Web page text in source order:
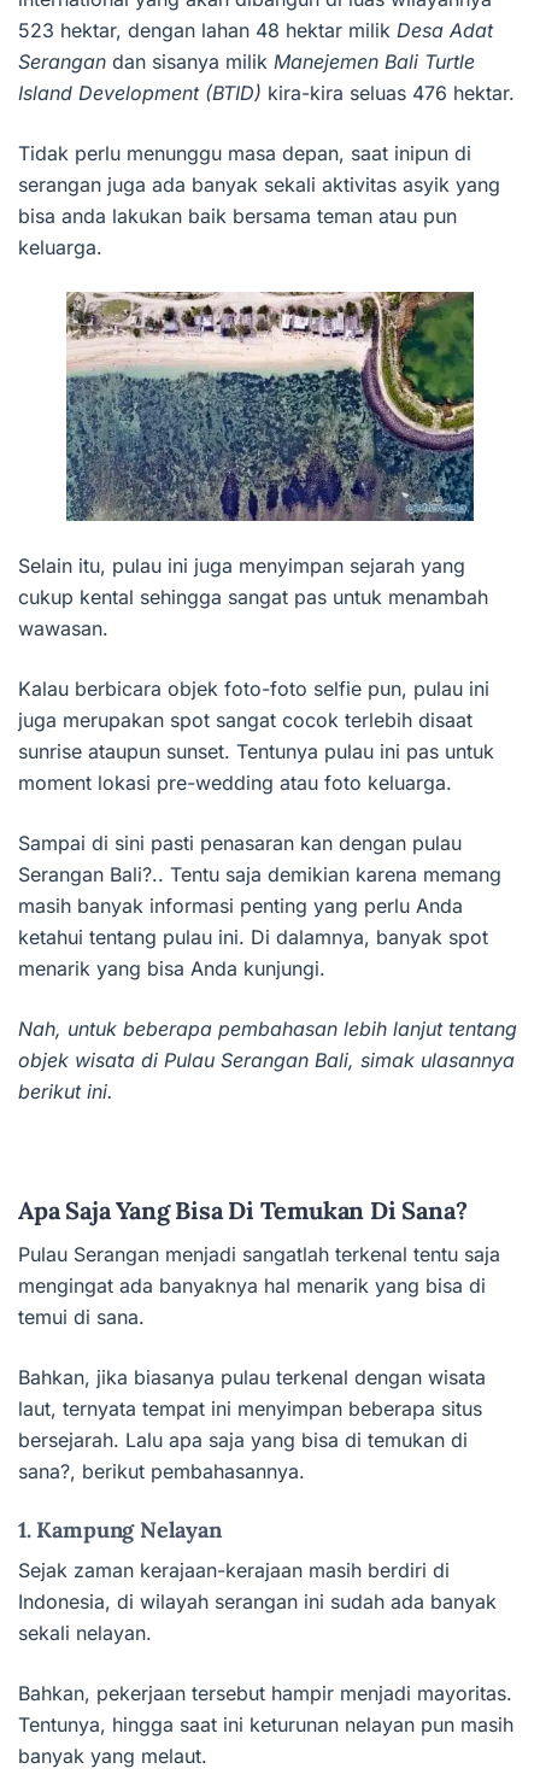
523 hektar, dengan lahan 48 hektar milik Desa Adat
Serangan dan sisanya milik Manejemen Bali Turtle
Island Development (BTID) kira-kira seluas 476 hektar.
Tidak perlu menunggu masa depan, saat inipun di
serangan juga ada banyak sekali aktivitas asyik yang
bisa anda lakukan baik bersama teman atau pun
keluarga.
Selain itu, pulau ini juga menyimpan sejarah yang
cukup kental sehingga sangat pas untuk menambah
wawasan.
Kalau berbicara objek foto-foto selfie pun, pulau ini
juga merupakan spot sangat cocok terlebih disaat
sunrise ataupun sunset. Tentunya pulau ini pas untuk
moment lokasi pre-wedding atau foto keluarga.
Sampai di sini pasti penasaran kan dengan pulau
Serangan Bali?.. Tentu saja demikian karena memang
masih banyak informasi penting yang perlu Anda
ketahui tentang pulau ini. Di dalamnya, banyak spot
menarik yang bisa Anda kunjungi.
Nah, untuk beberapa pembahasan lebih lanjut tentang
objek wisata di Pulau Serangan Bali, simak ulasannya
berikut ini.
Apa Saja Yang Bisa Di Temukan Di Sana?
Pulau Serangan menjadi sangatlah terkenal tentu saja
mengingat ada banyaknya hal menarik yang bisa di
temui di sana.
Bahkan, jika biasanya pulau terkenal dengan wisata
laut, ternyata tempat ini menyimpan beberapa situs
bersejarah. Lalu apa saja yang bisa di temukan di
sana?, berikut pembahasannya.
1. Kampung Nelayan
Sejak zaman kerajaan-kerajaan masih berdiri di
Indonesia, di wilayah serangan ini sudah ada banyak
sekali nelayan.
Bahkan, pekerjaan tersebut hampir menjadi mayoritas.
Tentunya, hingga saat ini keturunan nelayan pun masih
banyak yang melaut.